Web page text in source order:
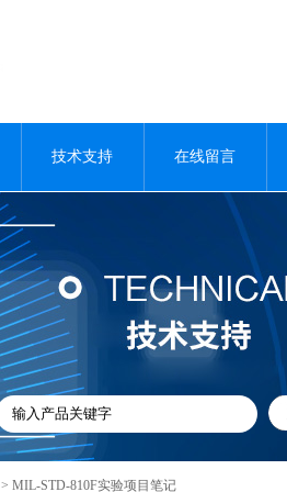
技术支持 在线留言
> MIL-STD-810F实验项目笔记